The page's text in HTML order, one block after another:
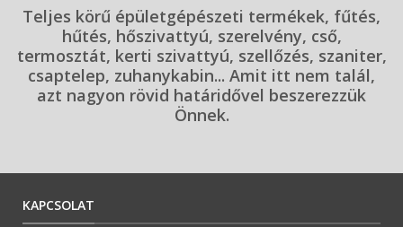
Teljes körű épületgépészeti termékek, fűtés,
hűtés, hőszivattyú, szerelvény, cső,
termosztát, kerti szivattyú, szellőzés, szaniter,
csaptelep, zuhanykabin... Amit itt nem talál,
azt nagyon rövid határidővel beszerezzük
Önnek.
KAPCSOLAT